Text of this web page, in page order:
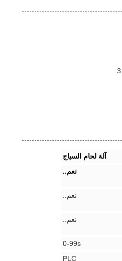
آلة لحام السياج
نعم..
نعم..
نعم..
0-99s
PLC